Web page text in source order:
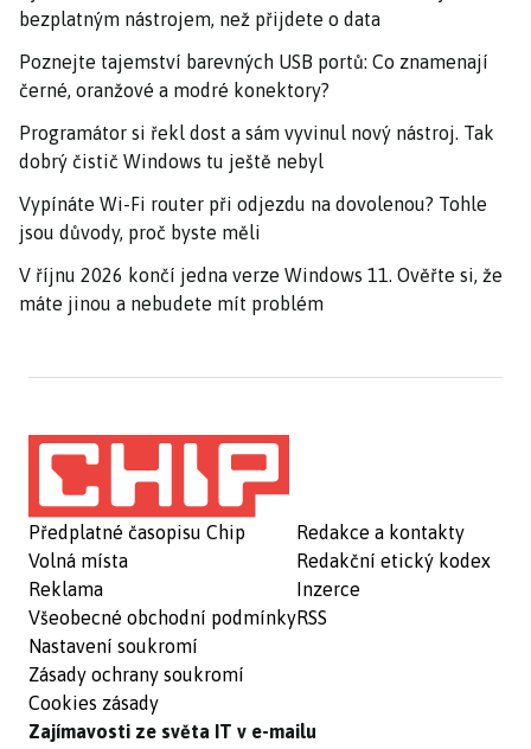
bezplatným nástrojem, než přijdete o data
Poznejte tajemství barevných USB portů: Co znamenají
černé, oranžové a modré konektory?
Programátor si řekl dost a sám vyvinul nový nástroj. Tak
dobrý čistič Windows tu ještě nebyl
Vypínáte Wi-Fi router při odjezdu na dovolenou? Tohle
jsou důvody, proč byste měli
V říjnu 2026 končí jedna verze Windows 11. Ověřte si, že
máte jinou a nebudete mít problém
Předplatné časopisu Chip
Volná místa
Reklama
Všeobecné obchodní podmínky
Nastavení soukromí
Zásady ochrany soukromí
Cookies zásady
Redakce a kontakty
Redakční etický kodex
Inzerce
RSS
Zajímavosti ze světa IT v e-mailu